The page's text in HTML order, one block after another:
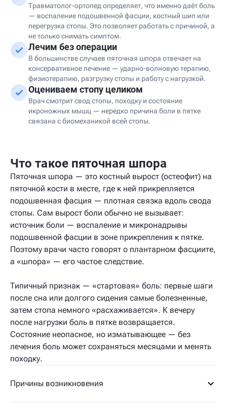
Травматолог-ортопед определяет, что именно даёт боль
— воспаление подошвенной фасции, костный шип или
перегрузка стопы. Это позволяет работать с причиной, а
не только снимать симптом.
Лечим без операции
В большинстве случаев пяточная шпора отвечает на
консервативное лечение — ударно-волновую терапию,
физиотерапию, разгрузку стопы и работу с нагрузкой.
Оцениваем стопу целиком
Врач смотрит свод стопы, походку и состояние
икроножных мышц — нередко причина боли в пятке
связана с биомеханикой всей стопы.
Что такое пяточная шпора
Пяточная шпора — это костный вырост (остеофит) на
пяточной кости в месте, где к ней прикрепляется
подошвенная фасция — плотная связка вдоль свода
стопы. Сам вырост боли обычно не вызывает:
источник боли — воспаление и микронадрывы
подошвенной фасции в зоне прикрепления к пятке.
Поэтому врачи часто говорят о плантарном фасциите,
а «шпора» — его частое следствие.
Типичный признак — «стартовая» боль: первые шаги
после сна или долгого сидения самые болезненные,
затем стопа немного «расхаживается». К вечеру
после нагрузки боль в пятке возвращается.
Состояние неопасное, но изматывающее — без
лечения боль может сохраняться месяцами и менять
походку.
Причины возникновения